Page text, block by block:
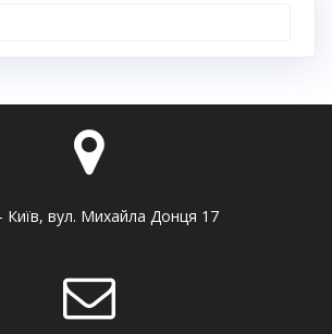
Київ, вул. Михайла Донця 17